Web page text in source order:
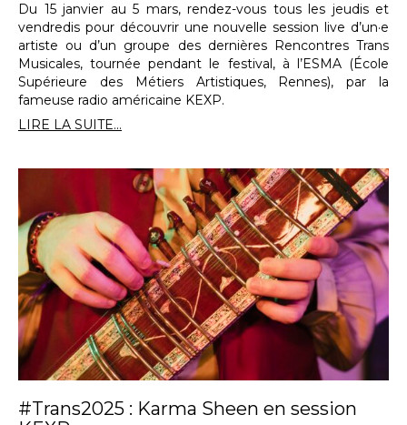
Du 15 janvier au 5 mars, rendez-vous tous les jeudis et
vendredis pour découvrir une nouvelle session live d’un·e
artiste ou d’un groupe des dernières Rencontres Trans
Musicales, tournée pendant le festival, à l’ESMA (École
Supérieure des Métiers Artistiques, Rennes), par la
fameuse radio américaine KEXP.
LIRE LA SUITE...
#Trans2025 : Karma Sheen en session